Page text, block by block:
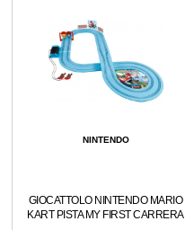
NINTENDO
GIOCATTOLO NINTENDO MARIO
KART PISTA MY FIRST CARRERA